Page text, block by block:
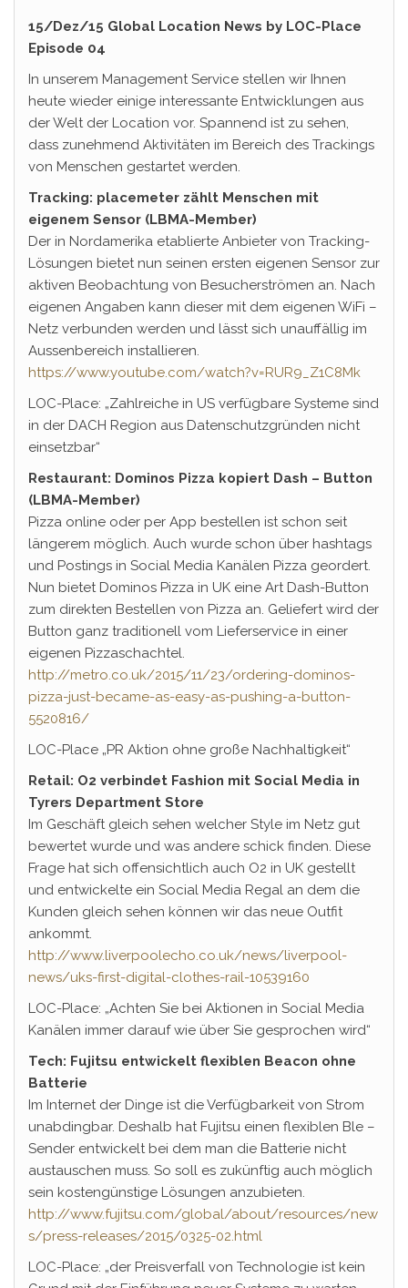
15/Dez/15 Global Location News by LOC-Place
Episode 04
In unserem Management Service stellen wir Ihnen
heute wieder einige interessante Entwicklungen aus
der Welt der Location vor. Spannend ist zu sehen,
dass zunehmend Aktivitäten im Bereich des Trackings
von Menschen gestartet werden.
Tracking: placemeter zählt Menschen mit
eigenem Sensor (LBMA-Member)
Der in Nordamerika etablierte Anbieter von Tracking-
Lösungen bietet nun seinen ersten eigenen Sensor zur
aktiven Beobachtung von Besucherströmen an. Nach
eigenen Angaben kann dieser mit dem eigenen WiFi –
Netz verbunden werden und lässt sich unauffällig im
Aussenbereich installieren.
https://www.youtube.com/watch?v=RUR9_Z1C8Mk
LOC-Place: „Zahlreiche in US verfügbare Systeme sind
in der DACH Region aus Datenschutzgründen nicht
einsetzbar“
Restaurant: Dominos Pizza kopiert Dash – Button
(LBMA-Member)
Pizza online oder per App bestellen ist schon seit
längerem möglich. Auch wurde schon über hashtags
und Postings in Social Media Kanälen Pizza geordert.
Nun bietet Dominos Pizza in UK eine Art Dash-Button
zum direkten Bestellen von Pizza an. Geliefert wird der
Button ganz traditionell vom Lieferservice in einer
eigenen Pizzaschachtel.
http://metro.co.uk/2015/11/23/ordering-dominos-
pizza-just-became-as-easy-as-pushing-a-button-
5520816/
LOC-Place „PR Aktion ohne große Nachhaltigkeit“
Retail: O2 verbindet Fashion mit Social Media in
Tyrers Department Store
Im Geschäft gleich sehen welcher Style im Netz gut
bewertet wurde und was andere schick finden. Diese
Frage hat sich offensichtlich auch O2 in UK gestellt
und entwickelte ein Social Media Regal an dem die
Kunden gleich sehen können wir das neue Outfit
ankommt.
http://www.liverpoolecho.co.uk/news/liverpool-
news/uks-first-digital-clothes-rail-10539160
LOC-Place: „Achten Sie bei Aktionen in Social Media
Kanälen immer darauf wie über Sie gesprochen wird“
Tech: Fujitsu entwickelt flexiblen Beacon ohne
Batterie
Im Internet der Dinge ist die Verfügbarkeit von Strom
unabdingbar. Deshalb hat Fujitsu einen flexiblen Ble –
Sender entwickelt bei dem man die Batterie nicht
austauschen muss. So soll es zukünftig auch möglich
sein kostengünstige Lösungen anzubieten.
http://www.fujitsu.com/global/about/resources/new
s/press-releases/2015/0325-02.html
LOC-Place: „der Preisverfall von Technologie ist kein